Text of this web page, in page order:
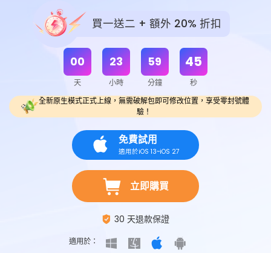
買一送二 + 額外 20% 折扣
00
天
23
小時
59
分鐘
44
秒
全新原生模式正式上線，無需破解包即可修改位置，享受零封號體
驗！
免費試用
適用於iOS 13~iOS 27
立即購買
30 天退款保證
適用於：